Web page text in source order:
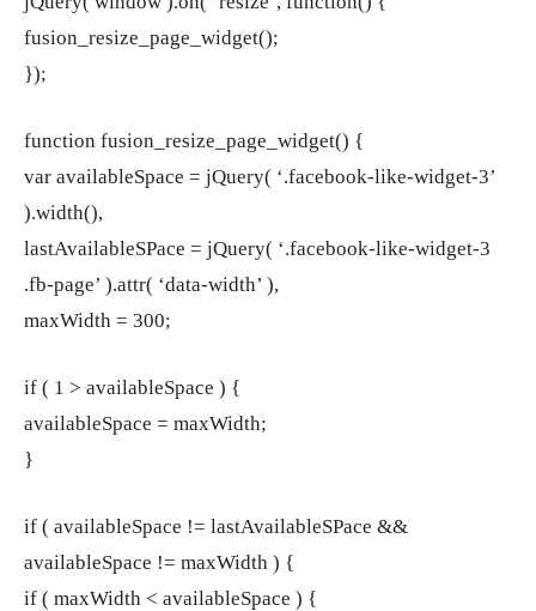
fusion_resize_page_widget();
});
function fusion_resize_page_widget() {
var availableSpace = jQuery( ‘.facebook-like-widget-3’
).width(),
lastAvailableSPace = jQuery( ‘.facebook-like-widget-3
.fb-page’ ).attr( ‘data-width’ ),
maxWidth = 300;
if ( 1 > availableSpace ) {
availableSpace = maxWidth;
}
if ( availableSpace != lastAvailableSPace &&
availableSpace != maxWidth ) {
if ( maxWidth < availableSpace ) {